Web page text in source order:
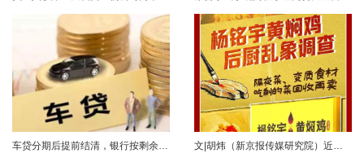
车贷分期后提前结清，银行按剩余未摊本金9%收取违约金，借款人以条款无效、标准过高诉至法院，能否得到支持？近日，株洲市天元区法院审理了这起案件。（图源网络 侵删）基本案情2025年2月4日，李四（化名）与某银行分行签订汽车分期借款合同，约定借款46万元、分期60期偿还，按等本等息方式还款；合同明确提前还款违约金按剩余未摊本金9%收取，提前还款申请无法撤销，正常还款满24期提前还款可免收违约金。相关条...... 文|胡炜（新京报传媒研究院）近日，《经济参考报》的一篇关于婴幼儿纸尿裤的调查报道引爆舆论。涉事品牌、检测机构、行业协会先后发声，各方说法相互矛盾，公众焦虑情绪持续发酵。当事件陷入“罗生门”时，有一种声音悄然流传：媒体盯着问题不放，是在刻意挑刺，就是“找茬”。真是这样吗？中国行业报协会于6月23日公开发声，明确支持《经济参考报》的舆论监督行为，并呼吁社会各界支持媒体监督，推动行业规范与治理升级。 0......